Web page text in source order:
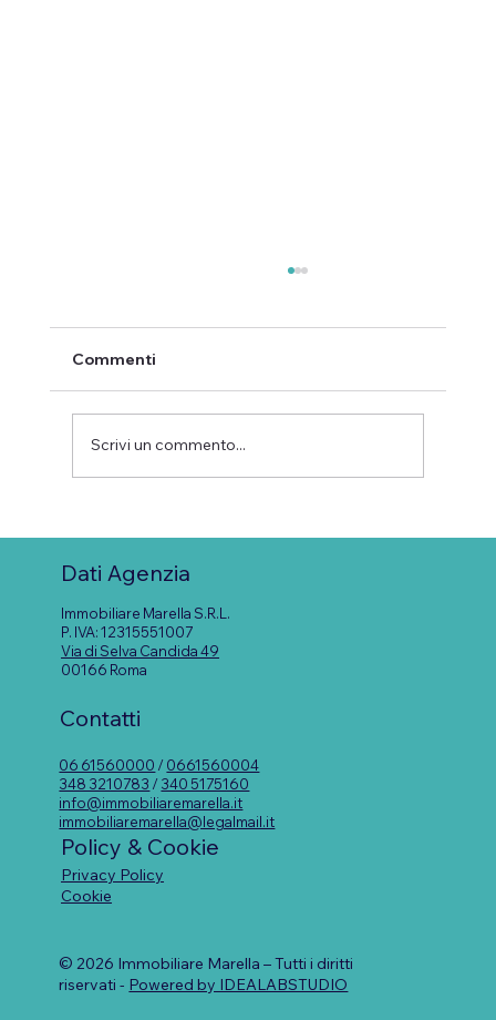
possibile?
Commenti
Scrivi un commento...
Dati Agenzia
Immobiliare Marella S.R.L.
P. IVA: 12315551007
Via di Selva Candida 49
00166 Roma
Contatti
06 61560000 /0661560004
348 3210783 /340 5175160
info@immobiliaremarella.it
immobiliaremarella@legalmail.it
Policy & Cookie
Privacy Policy
Cookie
© 2026 Immobiliare Marella – Tutti i diritti
riservati - Powered by IDEALABSTUDIO